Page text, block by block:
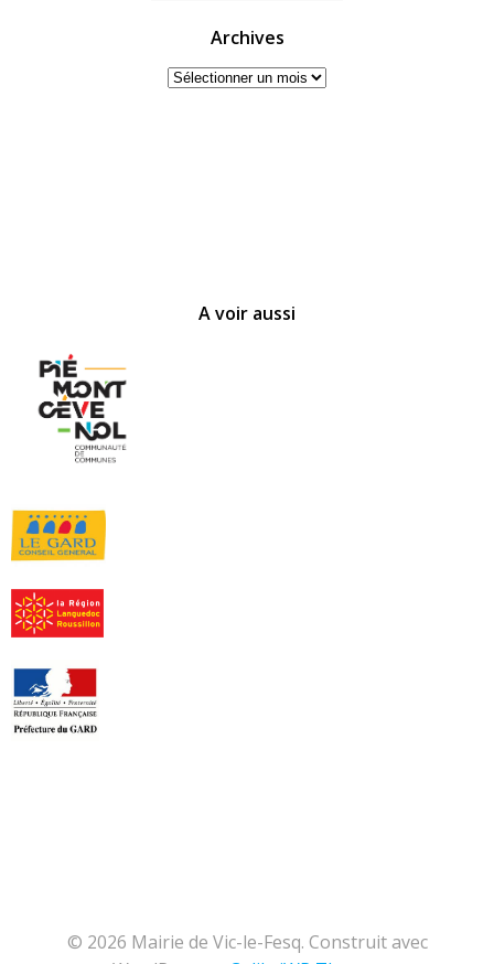
Archives
Archives
A voir aussi
© 2026 Mairie de Vic-le-Fesq. Construit avec